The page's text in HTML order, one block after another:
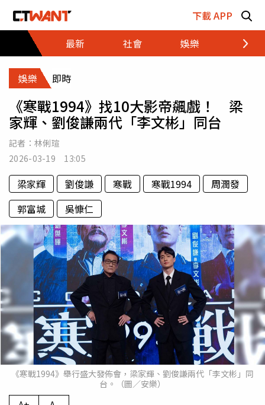
下載 APP
最新
社會 娛樂 財經
娛樂 即時
《寒戰1994》找10大影帝飆戲！ 梁
家輝、劉俊謙兩代「李文彬」同台
記者： 林俐瑄
2026-03-19 13:05
梁家輝 劉俊謙 寒戰 寒戰1994
周潤發
郭富城
吳慷仁
《寒戰1994》舉行盛大發佈會，梁家輝、劉俊謙兩代「李文彬」同
台。（圖／安樂）